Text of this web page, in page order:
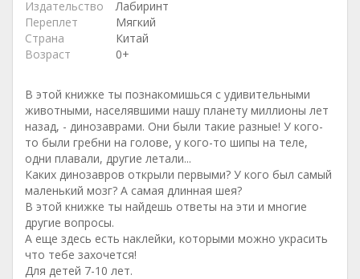
Издательство
Лабиринт
Переплет
Мягкий
Страна
Китай
Возраст
0+
В этой книжке ты познакомишься с удивительными
животными, населявшими нашу планету миллионы лет
назад, - динозаврами. Они были такие разные! У кого-
то были гребни на голове, у кого-то шипы на теле,
одни плавали, другие летали...
Каких динозавров открыли первыми? У кого был самый
маленький мозг? А самая длинная шея?
В этой книжке ты найдешь ответы на эти и многие
другие вопросы.
А еще здесь есть наклейки, которыми можно украсить
что тебе захочется!
Для детей 7-10 лет.